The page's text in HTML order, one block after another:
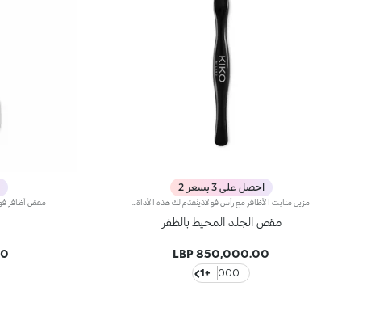
احصل على 3 بسعر 2
مزيل منابت الأظافر مع رأس فولاذينُقدّم لك هذه الأداة الصغيرة والأساسيّة للحصول على مانيكير احترافيوإزالة منابت الأظافر بطريقة بسيطة لمدّة طويلة.
مقص الجلد المحيط بالظفر
850,000.00 LBP
000
+1